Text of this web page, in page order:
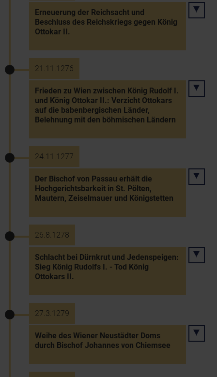
Erneuerung der Reichsacht und
Beschluss des Reichskriegs gegen König
Ottokar II.
21.11.1276
Frieden zu Wien zwischen König Rudolf I.
und König Ottokar II.: Verzicht Ottokars
auf die babenbergischen Länder,
Belehnung mit den böhmischen Ländern
24.11.1277
Der Bischof von Passau erhält die
Hochgerichtsbarkeit in St. Pölten,
Mautern, Zeiselmauer und Königstetten
26.8.1278
Schlacht bei Dürnkrut und Jedenspeigen:
Sieg König Rudolfs I. - Tod König
Ottokars II.
27.3.1279
Weihe des Wiener Neustädter Doms
durch Bischof Johannes von Chiemsee